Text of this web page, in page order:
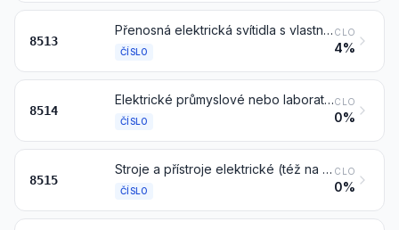
8513
Přenosná elektrická svítidla s vlastním zdrojem elektrické energie (například na suché články, akumulátory, magneta), jiné než osvětlovací přístroje a zařízení čísla 8512
ČÍSLO
CLO
4%
8514
Elektrické průmyslové nebo laboratorní pece (včetně pecí pracujících indukčně nebo dielektrickými ztrátami); ostatní průmyslová nebo laboratorní zařízení pro tepelné zpracování materiálů indukčně nebo dielektrickými ztrátami
ČÍSLO
CLO
0%
8515
Stroje a přístroje elektrické (též na elektricky vyhřívaný plyn), laserové nebo používající jiné světelné či fotonové svazky, ultrazvukové, využívající elektronové svazky, magnetické impulsy nebo plazmové oblouky pro pájení na měkko, pájení na tvrdo nebo svařování, též schopné řezání; elektrické stroje a přístroje pro stříkání kovů nebo cermetů za tepla
ČÍSLO
CLO
0%